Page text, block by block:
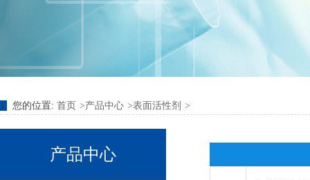
您的位置: 首页 产品中心 表面活性剂
产品中心